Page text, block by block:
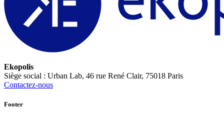
Ekopolis
Siège social : Urban Lab, 46 rue René Clair, 75018 Paris
Contactez-nous
Footer